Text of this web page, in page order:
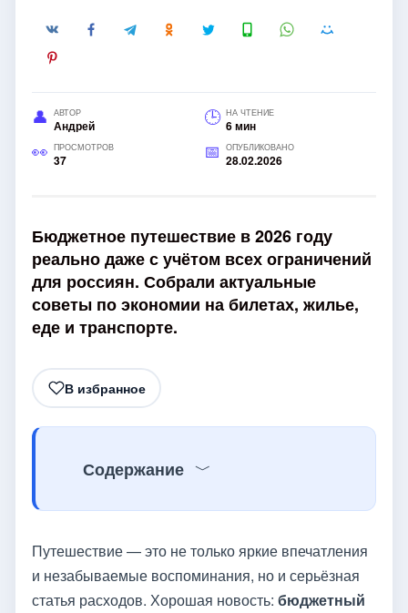
АВТОР
Андрей
НА ЧТЕНИЕ
6 мин
ПРОСМОТРОВ
37
ОПУБЛИКОВАНО
28.02.2026
Бюджетное путешествие в 2026 году
реально даже с учётом всех ограничений
для россиян. Собрали актуальные
советы по экономии на билетах, жилье,
еде и транспорте.
В избранное
Содержание
Путешествие — это не только яркие впечатления
и незабываемые воспоминания, но и серьёзная
статья расходов. Хорошая новость: бюджетный